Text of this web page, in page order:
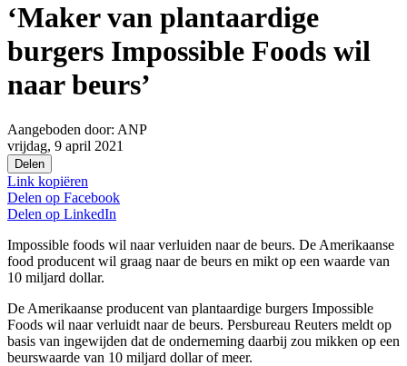
‘Maker van plantaardige
burgers Impossible Foods wil
naar beurs’
Aangeboden door: ANP
vrijdag, 9 april 2021
Delen
Link kopiëren
Delen op Facebook
Delen op LinkedIn
Impossible foods wil naar verluiden naar de beurs. De Amerikaanse
food producent wil graag naar de beurs en mikt op een waarde van
10 miljard dollar.
De Amerikaanse producent van plantaardige burgers Impossible
Foods wil naar verluidt naar de beurs. Persbureau Reuters meldt op
basis van ingewijden dat de onderneming daarbij zou mikken op een
beurswaarde van 10 miljard dollar of meer.